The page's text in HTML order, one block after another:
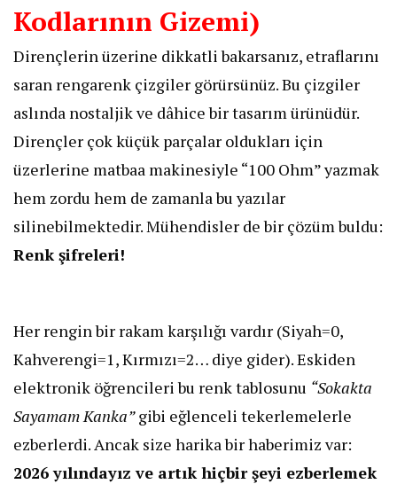
Kodlarının Gizemi)
​Dirençlerin üzerine dikkatli bakarsanız, etraflarını
saran rengarenk çizgiler görürsünüz. Bu çizgiler
aslında nostaljik ve dâhice bir tasarım ürünüdür.
Dirençler çok küçük parçalar oldukları için
üzerlerine matbaa makinesiyle “100 Ohm” yazmak
hem zordu hem de zamanla bu yazılar
silinebilmektedir. Mühendisler de bir çözüm buldu:
Renk şifreleri!
​Her rengin bir rakam karşılığı vardır (Siyah=0,
Kahverengi=1, Kırmızı=2… diye gider). Eskiden
elektronik öğrencileri bu renk tablosunu “Sokakta
Sayamam Kanka”gibi eğlenceli tekerlemelerle
ezberlerdi. Ancak size harika bir haberimiz var:
2026 yılındayız ve artık hiçbir şeyi ezberlemek